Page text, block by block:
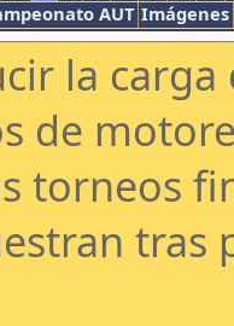
AUT Imágenes
la
de
torneos
tras